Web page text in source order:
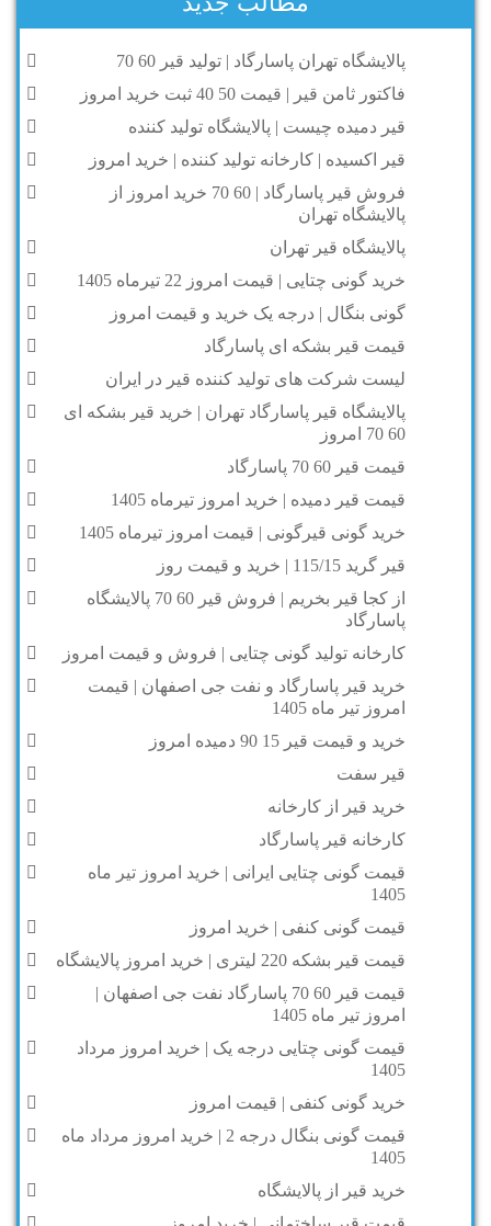
پالایشگاه تهران پاسارگاد | تولید قیر 60 70
فاکتور ثامن قیر | قیمت 50 40 ثبت خرید امروز
قیر دمیده چیست | پالایشگاه تولید کننده
قیر اکسیده | کارخانه تولید کننده | خرید امروز
فروش قیر پاسارگاد | 60 70 خرید امروز از
پالایشگاه تهران
پالایشگاه قیر تهران
خرید گونی چتایی | قیمت امروز 22 تیرماه 1405
گونی بنگال | درجه یک خرید و قیمت امروز
قیمت قیر بشکه ای پاسارگاد
لیست شرکت های تولید کننده قیر در ایران
پالایشگاه قیر پاسارگاد تهران | خرید قیر بشکه ای
60 70 امروز
قیمت قیر 60 70 پاسارگاد
قیمت قیر دمیده | خرید امروز تیرماه 1405
خرید گونی قیرگونی | قیمت امروز تیرماه 1405
قیر گرید 115/15 | خرید و قیمت روز
از کجا قیر بخریم | فروش قیر 60 70 پالایشگاه
پاسارگاد
کارخانه تولید گونی چتایی | فروش و قیمت امروز
خرید قیر پاسارگاد و نفت جی اصفهان | قیمت
امروز تیر ماه 1405
خرید و قیمت قیر 15 90 دمیده امروز
قیر سفت
خرید قیر از کارخانه
کارخانه قیر پاسارگاد
قیمت گونی چتایی ایرانی | خرید امروز تیر ماه
1405
قیمت گونی کنفی | خرید امروز
قیمت قیر بشکه 220 لیتری | خرید امروز پالایشگاه
قیمت قیر 60 70 پاسارگاد نفت جی اصفهان |
امروز تیر ماه 1405
قیمت گونی چتایی درجه یک | خرید امروز مرداد
1405
خرید گونی کنفی | قیمت امروز
قیمت گونی بنگال درجه 2 | خرید امروز مرداد ماه
1405
خرید قیر از پالایشگاه